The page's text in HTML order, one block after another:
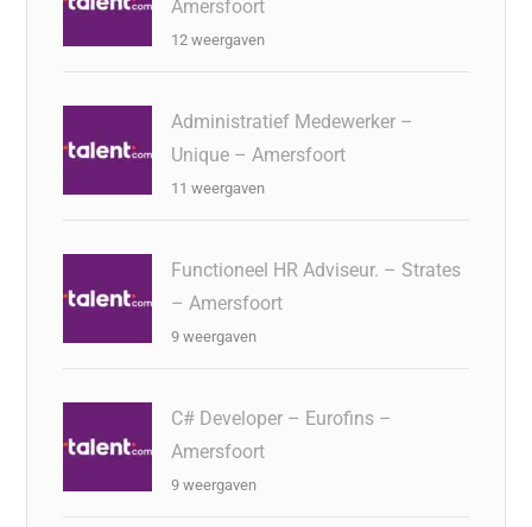
Amersfoort
12 weergaven
Administratief Medewerker –
Unique – Amersfoort
11 weergaven
Functioneel HR Adviseur. – Strates
– Amersfoort
9 weergaven
C# Developer – Eurofins –
Amersfoort
9 weergaven